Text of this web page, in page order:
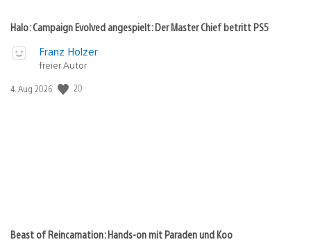
Halo: Campaign Evolved angespielt: Der Master Chief betritt PS5
Franz Holzer
freier Autor
Veröffentlichungsdatum:
4. Aug 2026 20
Beast of Reincarnation: Hands-on mit Paraden und Koo